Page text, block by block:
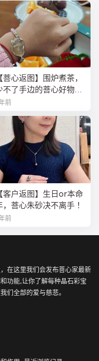
【菩心返图】围炉煮茶，
不了手边的菩心好物！
年的黄金陨石龙鳞绳
前
【客户返图】生日or本命
，菩心朱砂决不离手 ！
前
在这里我们会发布菩心家最新
功能,让你了解每种晶石彩宝
们全部的爱与慈悲。